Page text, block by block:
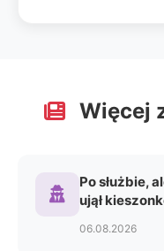
Więcej
Po służbie,
ujął
06.08.2026